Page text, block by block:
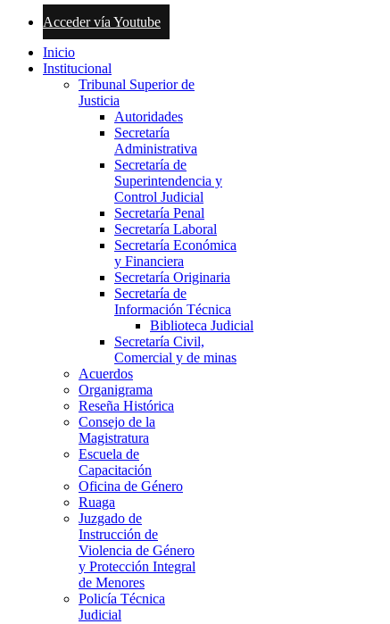
Acceder vía Youtube
Inicio
Institucional
Tribunal Superior de
Justicia
Autoridades
Secretaría
Administrativa
Secretaría de
Superintendencia y
Control Judicial
Secretaría Penal
Secretaría Laboral
Secretaría Económica
y Financiera
Secretaría Originaria
Secretaría de
Información Técnica
Biblioteca Judicial
Secretaría Civil,
Comercial y de minas
Acuerdos
Organigrama
Reseña Histórica
Consejo de la
Magistratura
Escuela de
Capacitación
Oficina de Género
Ruaga
Juzgado de
Instrucción de
Violencia de Género
y Protección Integral
de Menores
Policía Técnica
Judicial